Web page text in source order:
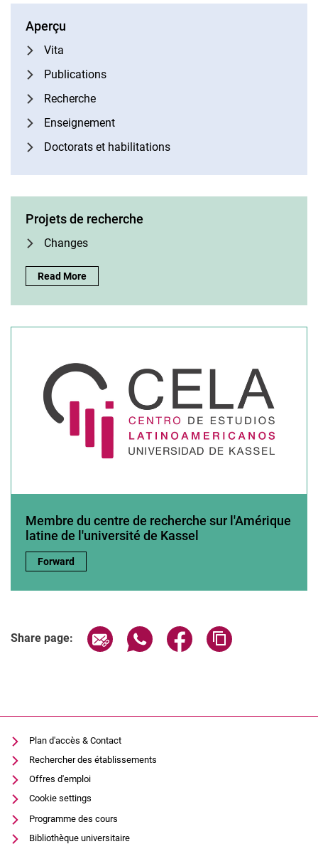
Aperçu
Vita
Publications
Recherche
Enseignement
Doctorats et habilitations
Projets de recherche
Changes
Projets de recherche:
Read More
Membre du centre de recherche sur l'Amérique
latine de l'université de Kassel
Membre du centre de recherche sur l'Amérique latine de
Forward
Share page: Share page via email
Share page via WhatsApp
Share page via
Plan d'accès & Contact
Rechercher des établissements
Offres d'emploi
Cookie settings
Programme des cours
Bibliothèque universitaire